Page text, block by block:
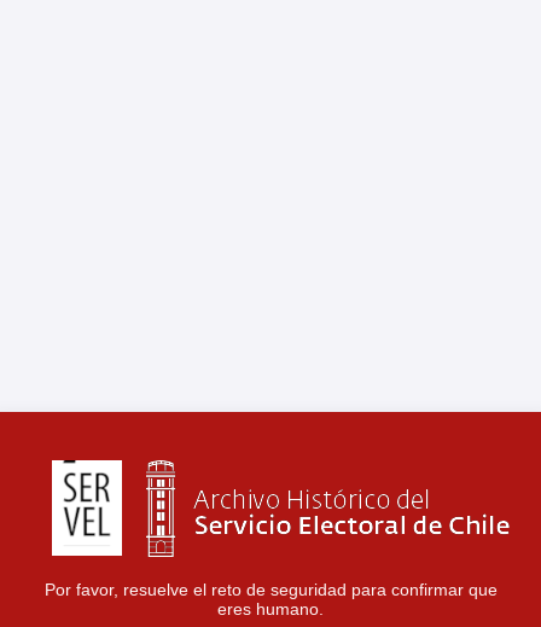
Por favor, resuelve el reto de seguridad para confirmar que
eres humano.